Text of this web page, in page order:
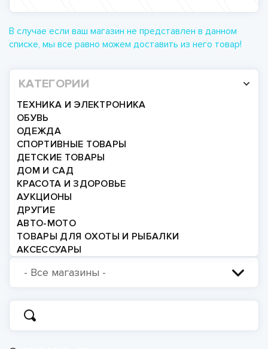
В случае если ваш магазин не представлен в данном
списке, мы все равно можем доставить из него товар!
КАТЕГОРИИ
ТЕХНИКА И ЭЛЕКТРОНИКА
ОБУВЬ
ОДЕЖДА
СПОРТИВНЫЕ ТОВАРЫ
ДЕТСКИЕ ТОВАРЫ
ДОМ И САД
КРАСОТА И ЗДОРОВЬЕ
АУКЦИОНЫ
ДРУГИЕ
АВТО-МОТО
ТОВАРЫ ДЛЯ ОХОТЫ И РЫБАЛКИ
АКСЕССУАРЫ